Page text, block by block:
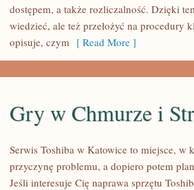
dostępem, a także rozliczalność. Dzięki
wiedzieć, ale też przełożyć na procedury
opisuje, czym [ Read More ]
Gry w Chmurze i
Serwis Toshiba w Katowice to miejsce, w
przyczynę problemu, a dopiero potem
Jeśli interesuje Cię naprawa sprzętu